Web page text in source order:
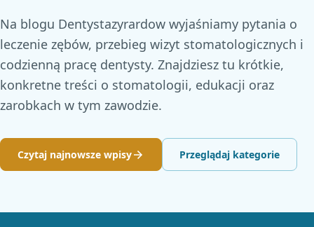
Na blogu Dentystazyrardow wyjaśniamy pytania o
leczenie zębów, przebieg wizyt stomatologicznych i
codzienną pracę dentysty. Znajdziesz tu krótkie,
konkretne treści o stomatologii, edukacji oraz
zarobkach w tym zawodzie.
Czytaj najnowsze wpisy Przeglądaj kategorie